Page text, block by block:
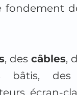
fondement
, descâbles,
bâtis, des
écran-